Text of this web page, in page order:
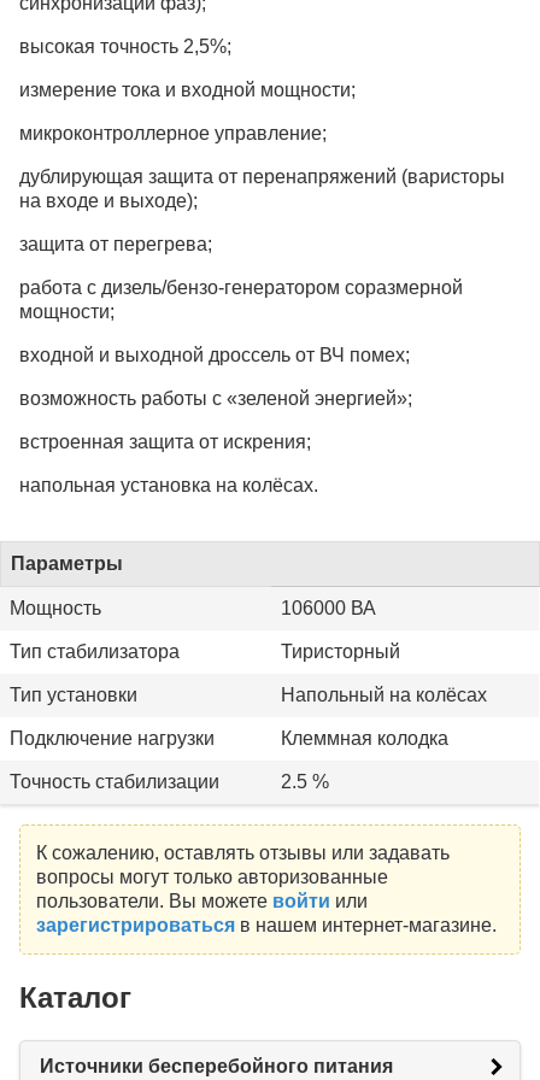
высокая точность 2,5%;
измерение тока и входной мощности;
микроконтроллерное управление;
дублирующая защита от перенапряжений (варисторы
на входе и выходе);
защита от перегрева;
работа с дизель/бензо-генератором соразмерной
мощности;
входной и выходной дроссель от ВЧ помех;
возможность работы с «зеленой энергией»;
встроенная защита от искрения;
напольная установка на колёсах.
Параметры
Мощность 106000 ВА
Тип стабилизатора Тиристорный
Тип установки Напольный на колёсах
Подключение нагрузки Клеммная колодка
Точность стабилизации 2.5 %
К сожалению, оставлять отзывы или задавать
вопросы могут только авторизованные
пользователи. Вы можете войти или
зарегистрироватьсяв нашем интернет-магазине.
Каталог
Источники бесперебойного питания